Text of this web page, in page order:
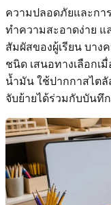
ความปลอดภัยและกา
ทำความสะอาดง่าย แ
สัมผัสของผู้เรียน บา
ชนิด เสนอทางเลือกเ
น้ำมัน ใช้ปากกาสไต
จับย้ายได้ร่วมกับบันทึ